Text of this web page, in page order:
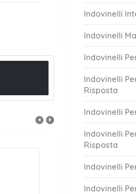
Fa Freddo!
Indovinelli
Indovinelli
Indovinelli
Indovinelli
Risposta
Indovinelli
Indovinelli
Risposta
Indovinelli
Indovinelli